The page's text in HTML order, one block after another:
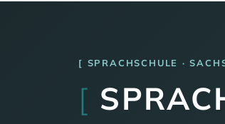
SPRACHSCHULE ·
[